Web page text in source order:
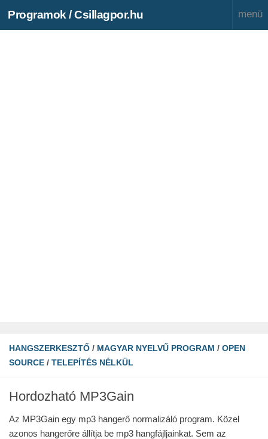
Programok / Csillagpor.hu
HANGSZERKESZTŐ / MAGYAR NYELVŰ PROGRAM / OPEN
SOURCE / TELEPÍTÉS NÉLKÜL
Hordozható MP3Gain
Az MP3Gain egy mp3 hangerő normalizáló program. Közel
azonos hangerőre állítja be mp3 hangfájljainkat. Sem az